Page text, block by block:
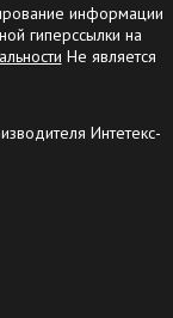
информации
гиперссылки на
Не является
Интетекс-